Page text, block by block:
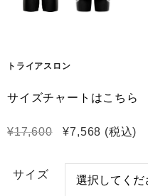
トライアスロン
サイズチャートはこちら
¥17,600
元
価
¥7,568 現
の
価
(税込)
サイズ